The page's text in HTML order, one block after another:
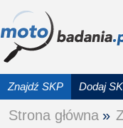
Znajdź SKP Dodaj
Strona główna »